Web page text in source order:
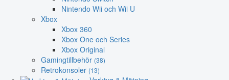
Nintendo Wii och Wii U
Xbox
Xbox 360
Xbox One och Series
Xbox Original
Gamingtillbehör (38)
Retrokonsoler (13)